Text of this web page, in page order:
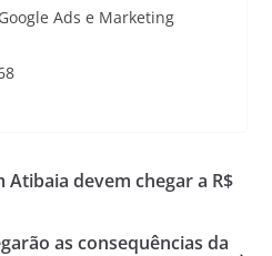
Ads e Marketing
Atibaia devem chegar a R$
as consequências da